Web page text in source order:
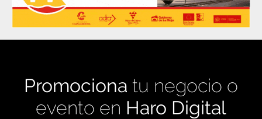
Promociona tu negocio o
evento en Haro Digital